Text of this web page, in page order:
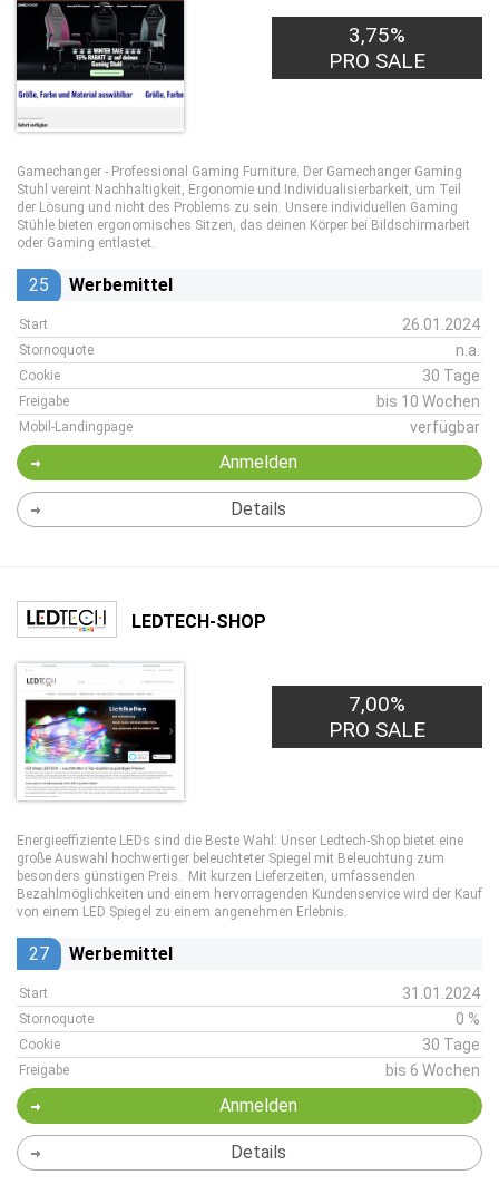
3,75%
PRO SALE
Gamechanger - Professional Gaming Furniture. Der Gamechanger Gaming
Stuhl vereint Nachhaltigkeit, Ergonomie und Individualisierbarkeit, um Teil
der Lösung und nicht des Problems zu sein. Unsere individuellen Gaming
Stühle bieten ergonomisches Sitzen, das deinen Körper bei Bildschirmarbeit
oder Gaming entlastet.
25 Werbemittel
Start 26.01.2024
Stornoquote n.a.
Cookie 30 Tage
Freigabe bis 10 Wochen
Mobil-Landingpage verfügbar
Anmelden
Details
LEDTECH-SHOP
7,00%
PRO SALE
Energieeffiziente LEDs sind die Beste Wahl: Unser Ledtech-Shop bietet eine
große Auswahl hochwertiger beleuchteter Spiegel mit Beleuchtung zum
besonders günstigen Preis. Mit kurzen Lieferzeiten, umfassenden
Bezahlmöglichkeiten und einem hervorragenden Kundenservice wird der Kauf
von einem LED Spiegel zu einem angenehmen Erlebnis.
27 Werbemittel
Start 31.01.2024
Stornoquote 0 %
Cookie 30 Tage
Freigabe bis 6 Wochen
Anmelden
Details